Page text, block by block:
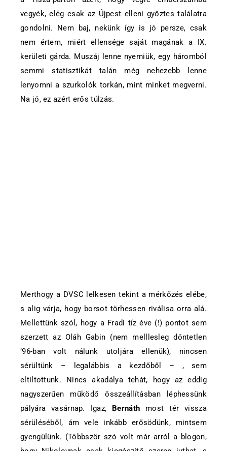
vegyék, elég csak az Újpest elleni győztes találatra
gondolni. Nem baj, nekünk így is jó persze, csak
nem értem, miért ellensége saját magának a IX.
kerületi gárda. Muszáj lenne nyerniük, egy háromból
semmi statisztikát talán még nehezebb lenne
lenyomni a szurkolók torkán, mint minket megverni.
Na jó, ez azért erős túlzás.
Merthogy a DVSC lelkesen tekint a mérkőzés elébe,
s alig várja, hogy borsot törhessen riválisa orra alá.
Mellettünk szól, hogy a Fradi tíz éve (!) pontot sem
szerzett az Oláh Gabin (nem melllesleg döntetlen
’96-ban volt nálunk utoljára ellenük), nincsen
sérültünk – legalábbis a kezdőből – , sem
eltiltottunk. Nincs akadálya tehát, hogy az eddig
nagyszerűen működő összeállításban léphessünk
pályára vasárnap. Igaz, Bernáth most tér vissza
sérüléséből, ám vele inkább erősödünk, mintsem
gyengülünk. (Többször szó volt már arról a blogon,